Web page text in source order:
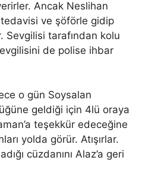
Ancak Neslihan
ve şöförle gidip
Sevgilisi tarafından kolu
de polise ihbar
o gün Soysalan
geldiği için 4lü oraya
teşekkür edeceğine
yolda görür. Atışırlar.
cüzdanını Alaz’a geri